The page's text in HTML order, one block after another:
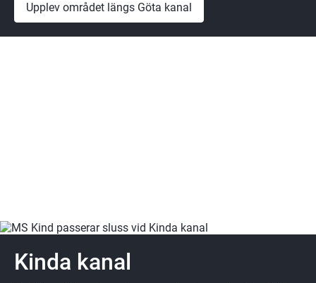
Upplev området längs Göta kanal
Kinda kanal